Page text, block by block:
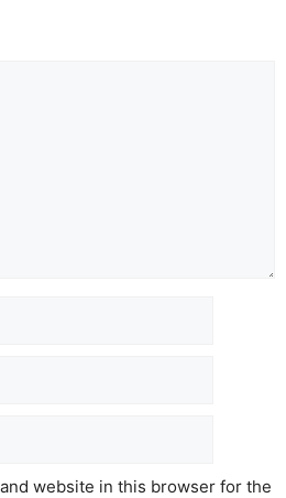
website in this browser for the